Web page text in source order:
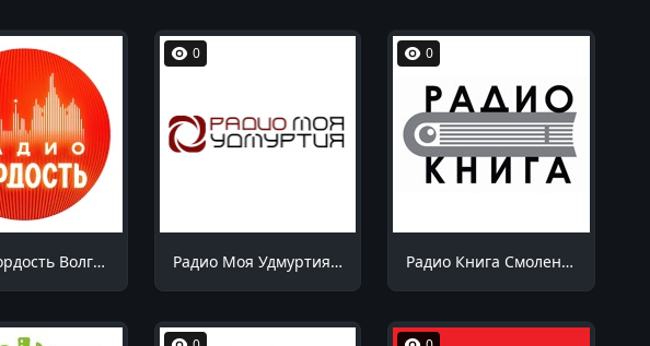
Радио Гордость Волгоград 106.4 FM
0
Радио Моя Удмуртия Воткинск 99.1 FM
0
Радио Книга Смоленск 90.5 FM